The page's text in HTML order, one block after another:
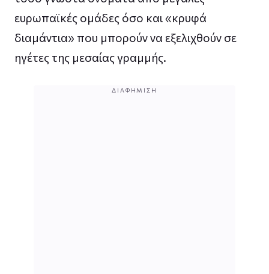
ευρωπαϊκές ομάδες όσο και «κρυφά
διαμάντια» που μπορούν να εξελιχθούν σε
ηγέτες της μεσαίας γραμμής.
ΔΙΑΦΉΜΙΣΗ